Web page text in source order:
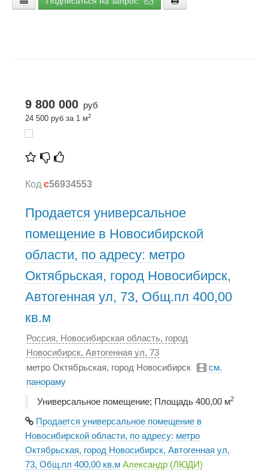
9 800 000 руб
24 500 руб за 1 м2
Код c56934553
Продается универсальное
помещение в Новосибирской
области, по адресу: метро
Октябрьская, город Новосибирск,
Автогенная ул, 73, Общ.пл 400,00
кв.м
Россия, Новосибирская область, город
Новосибирск, Автогенная ул, 73
метро Октябрьская, город Новосибирск
см.
панораму
Универсальное помещение; Площадь 400,00 м2
Продается универсальное помещение в
Новосибирской области, по адресу: метро
Октябрьская, город Новосибирск, Автогенная ул,
73, Общ.пл 400,00 кв.м Александр (ЛЮДИ)